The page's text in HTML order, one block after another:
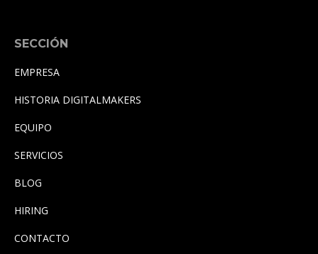
SECCIÓN
EMPRESA
HISTORIA DIGITALMAKERS
EQUIPO
SERVICIOS
BLOG
HIRING
CONTACTO